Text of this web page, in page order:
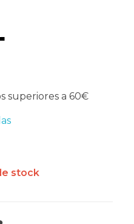
superiores a 60€
stock